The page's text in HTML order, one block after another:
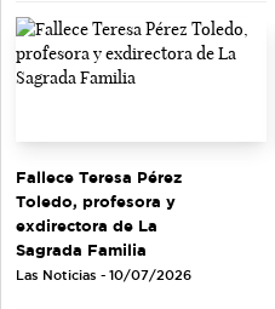
Fallece Teresa Pérez
Toledo, profesora y
exdirectora de La
Sagrada Familia
Las Noticias - 10/07/2026